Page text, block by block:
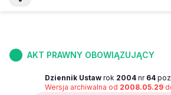
AKT PRAWNY OBOWIĄZUJĄCY
Dziennik Ustaw rok 2004 nr 64
Wersja archiwalna od 2008.05.29